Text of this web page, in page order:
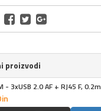
proizvodi
- 3xUSB 2.0 AF + RJ45 F, 0.2m